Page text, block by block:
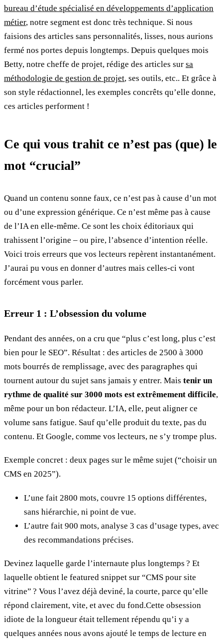
bureau d’étude spécialisé en développements d’application
métier, notre segment est donc très technique. Si nous
faisions des articles sans personnalités, lisses, nous aurions
fermé nos portes depuis longtemps. Depuis quelques mois
Betty, notre cheffe de projet, rédige des articles sur sa
méthodologie de gestion de projet, ses outils, etc.. Et grâce à
son style rédactionnel, les exemples concrêts qu’elle donne,
ces articles performent !
Ce qui vous trahit ce n’est pas (que) le
mot “crucial”
Quand un contenu sonne faux, ce n’est pas à cause d’un mot
ou d’une expression générique. Ce n’est même pas à cause
de l’IA en elle-même. Ce sont les choix éditoriaux qui
trahissent l’origine – ou pire, l’absence d’intention réelle.
Voici trois erreurs que vos lecteurs repèrent instantanément.
J’aurai pu vous en donner d’autres mais celles-ci vont
forcément vous parler.
Erreur 1 : L’obsession du volume
Pendant des années, on a cru que “plus c’est long, plus c’est
bien pour le SEO”. Résultat : des articles de 2500 à 3000
mots bourrés de remplissage, avec des paragraphes qui
tournent autour du sujet sans jamais y entrer. Mais tenir un
rythme de qualité sur 3000 mots est extrêmement difficile,
même pour un bon rédacteur. L’IA, elle, peut aligner ce
volume sans fatigue. Sauf qu’elle produit du texte, pas du
contenu. Et Google, comme vos lecteurs, ne s’y trompe plus.
Exemple concret : deux pages sur le même sujet (“choisir un
CMS en 2025”).
L’une fait 2800 mots, couvre 15 options différentes,
sans hiérarchie, ni point de vue.
L’autre fait 900 mots, analyse 3 cas d’usage types, avec
des recommandations précises.
Devinez laquelle garde l’internaute plus longtemps ? Et
laquelle obtient le featured snippet sur “CMS pour site
vitrine” ? Vous l’avez déjà deviné, la courte, parce qu’elle
répond clairement, vite, et avec du fond.Cette obsession
idiote de la longueur était tellement répendu qu’i y a
quelques années nous avons ajouté le temps de lecture en